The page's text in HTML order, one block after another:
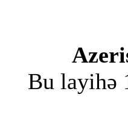
Bu layihə